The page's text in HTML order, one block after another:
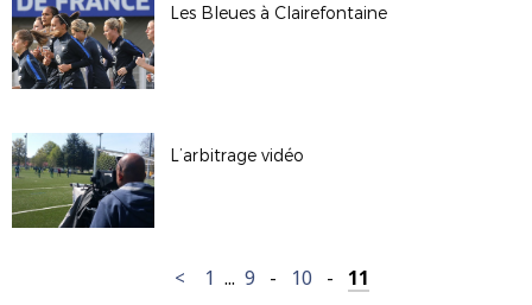
Les Bleues à Clairefontaine
L’arbitrage vidéo
< 1 ... 9 - 10 - 11